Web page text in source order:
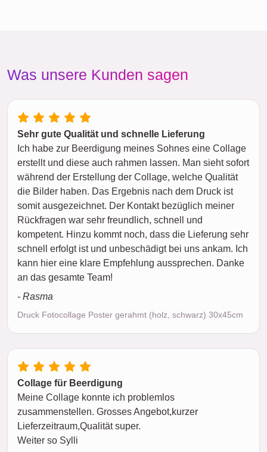
Was unsere Kunden sagen
Sehr gute Qualität und schnelle Lieferung
Ich habe zur Beerdigung meines Sohnes eine Collage
erstellt und diese auch rahmen lassen. Man sieht sofort
während der Erstellung der Collage, welche Qualität
die Bilder haben. Das Ergebnis nach dem Druck ist
somit ausgezeichnet. Der Kontakt bezüglich meiner
Rückfragen war sehr freundlich, schnell und
kompetent. Hinzu kommt noch, dass die Lieferung sehr
schnell erfolgt ist und unbeschädigt bei uns ankam. Ich
kann hier eine klare Empfehlung aussprechen. Danke
an das gesamte Team!
- Rasma
Druck Fotocollage Poster gerahmt (holz, schwarz) 30x45cm
Collage für Beerdigung
Meine Collage konnte ich problemlos
zusammenstellen. Grosses Angebot,kurzer
Lieferzeitraum,Qualität super.
Weiter so Sylli